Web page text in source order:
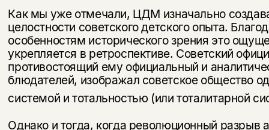
Как мы уже отмечали, ЦДМ изначально
целостности советского детского опыта.
особенностям исторического зрения это
укрепляется в ретроспективе. Советский
противостоящий ему официальный и
блюдателей, изображал советское общество
системой и тотальностью (или тоталитарной
Однако и тогда, когда революционный разрыв
Я соглашаюсь сПолитикой конфиденциальности
подписаться
Я соглашаюсь сПолитикой конфиденциальности
подписаться
несовершеннолетних
Скажите, пожалуйста,
вам уже исполнилось 18 лет?
да